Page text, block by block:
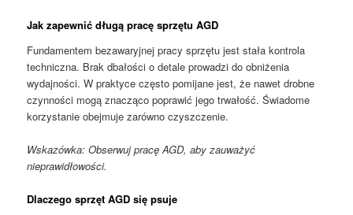
Jak zapewnić długą pracę sprzętu AGD
Fundamentem bezawaryjnej pracy sprzętu jest stała kontrola
techniczna. Brak dbałości o detale prowadzi do obniżenia
wydajności. W praktyce często pomijane jest, że nawet drobne
czynności mogą znacząco poprawić jego trwałość. Świadome
korzystanie obejmuje zarówno czyszczenie.
Wskazówka: Obserwuj pracę AGD, aby zauważyć
nieprawidłowości.
Dlaczego sprzęt AGD się psuje